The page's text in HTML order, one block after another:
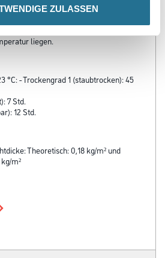
ZULASSEN
über 80 % relativer Luftfeuchtigkeit
liegen.
°C: - Trockengrad 1 (staubtrocken): 45
7 Std.
12 Std.
Theoretisch: 0,18 kg/m² und
m²